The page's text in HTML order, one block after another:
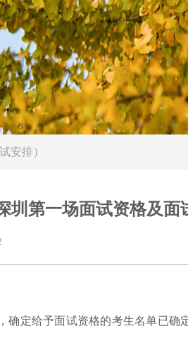
安排）
第一场面试资格及面
确定给予面试资格的考生名单已确